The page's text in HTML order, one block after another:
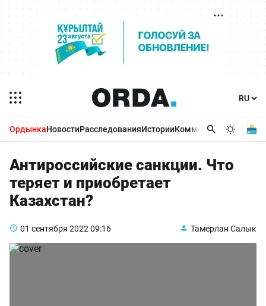
ОрдынкаНовостиРасследованияИсторииКомментарииБизнес
Антироссийские санкции. Что
теряет и приобретает
Казахстан?
01 сентября 2022 09:16 Тамерлан Салык